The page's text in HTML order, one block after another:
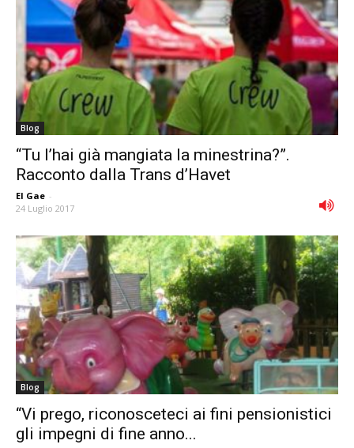
Blog
“Tu l’hai già mangiata la minestrina?”.
Racconto dalla Trans d’Havet
El Gae -
24 Luglio 2017
Blog
“Vi prego, riconosceteci ai fini pensionistici
gli impegni di fine anno...